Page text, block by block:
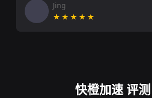
Jing
★★★★★
快橙加速 评测